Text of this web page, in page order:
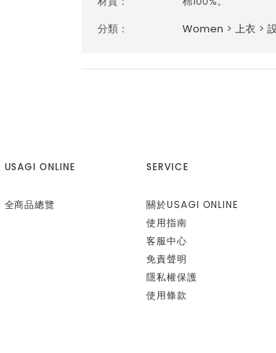
分類：
Women > 上衣 >
USAGI ONLINE
全商品總覽
SERVICE
關於USAGI ONLINE
使用指南
客服中心
免責聲明
隱私權保護
使用條款